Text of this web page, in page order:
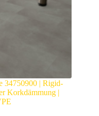
34750900 | Rigid-
Korkdämmung |